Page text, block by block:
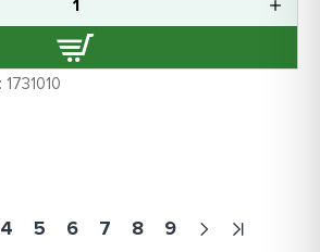
1731010
4 5 6 7 8 9